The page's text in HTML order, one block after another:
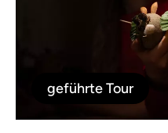
geführte Tour